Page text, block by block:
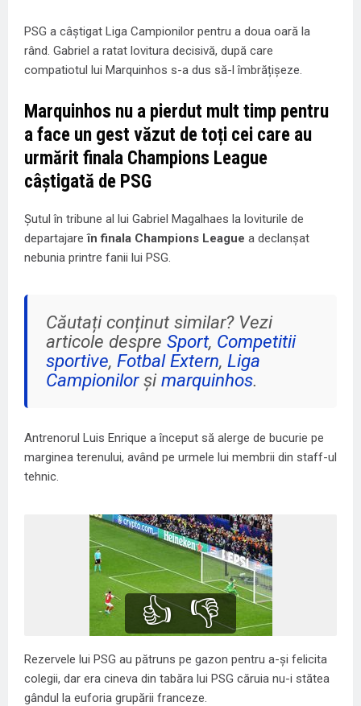
PSG a câștigat Liga Campionilor pentru a doua oară la
rând. Gabriel a ratat lovitura decisivă, după care
compatiotul lui Marquinhos s-a dus să-l îmbrățișeze.
Marquinhos nu a pierdut mult timp pentru
a face un gest văzut de toți cei care au
urmărit finala Champions League
câștigată de PSG
Șutul în tribune al lui Gabriel Magalhaes la loviturile de
departajareîn finala Champions League a declanșat
nebunia printre fanii lui PSG.
Căutați conținut similar? Vezi
articole despre Sport, Competitii
sportive, Fotbal Extern, Liga
Campionilorșimarquinhos.
Antrenorul Luis Enrique a început să alerge de bucurie pe
marginea terenului, având pe urmele lui membrii din staff-ul
tehnic.
👍 👎
Rezervele lui PSG au pătruns pe gazon pentru a-și felicita
colegii, dar era cineva din tabăra lui PSG căruia nu-i stătea
gândul la euforia grupării franceze.